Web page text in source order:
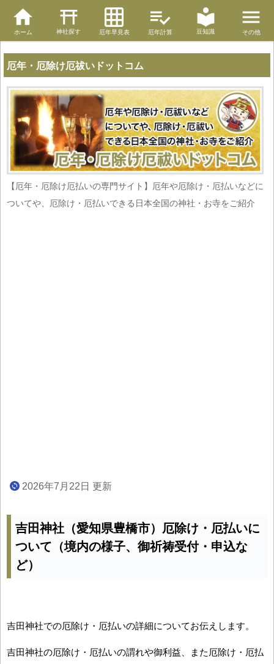
ホーム 神社探す 厄年早見表 厄年計算 豆知識 その他
厄年・厄除け厄祓いドットコム
【厄年・厄除け厄払いの専門サイト】厄年や厄除け・厄払いなどに
ついてや、厄除け・厄払いできる日本全国の神社・お寺をご紹介
2026年7月22日 更新
吉田神社（愛知県豊橋市）厄除け・厄払いに
ついて（境内の様子、御祈祷受付・申込な
ど）
吉田神社での厄除け・厄払いの詳細についてお伝えします。
吉田神社の厄除け・厄払いの謂れや御利益、また厄除け・厄払